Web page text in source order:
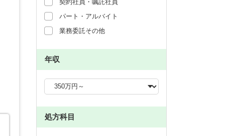
契約社員・嘱託社員
パート・アルバイト
業務委託その他
年収
処方科目